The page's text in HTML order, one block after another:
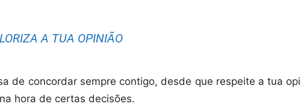
A TUA OPINIÃO
de concordar sempre contigo, desde que respeite a tua
hora de certas decisões.